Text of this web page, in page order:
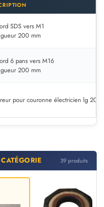
SDS vers M1
200 mm
6 pans vers M16
200 mm
pour couronne électricien lg 200
39 produits